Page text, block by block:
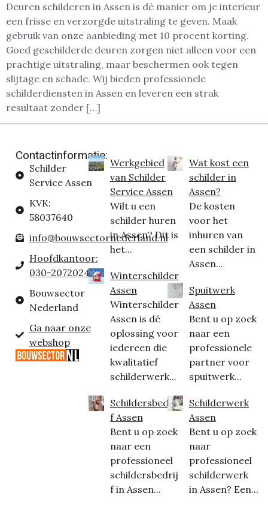
Deuren schilderen in Assen is dé manier om je interieur
een frisse en verzorgde uitstraling te geven. Maak
gebruik van onze aanbieding met 10 procent korting.
Goed geschilderde deuren zorgen niet alleen voor een
prachtige uitstraling, maar beschermen ook tegen
slijtage en schade. Wij bieden professionele
schilderdiensten in Assen en leveren een strak
resultaat zonder […]
Contactinformatie:
Schilder
Service Assen
KVK:
58037640
info@bouwsectornederland.nl
Hoofdkantoor:
030-2072024
Bouwsector
Nederland
Ga naar onze
webshop
Werkgebied
van Schilder
Service Assen
Wilt u een
schilder huren
in Assen? Dit is
het...
Winterschilder
Assen
Winterschilder
Assen is dé
oplossing voor
iedereen die
kwalitatief
schilderwerk...
Schildersbedrij
f Assen
Bent u op zoek
naar een
professioneel
schildersbedrij
f in Assen...
Wat kost een
schilder in
Assen?
De kosten
voor het
inhuren van
een schilder in
Assen...
Spuitwerk
Assen
Bent u op zoek
naar een
professionele
partner voor
spuitwerk...
Schilderwerk
Assen
Bent u op zoek
naar
professioneel
schilderwerk
in Assen? Een...